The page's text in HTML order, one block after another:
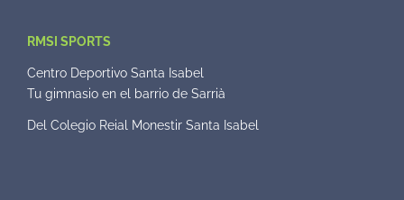
RMSI SPORTS
Centro Deportivo Santa Isabel
Tu gimnasio en el barrio de Sarrià
Del Colegio Reial Monestir Santa Isabel